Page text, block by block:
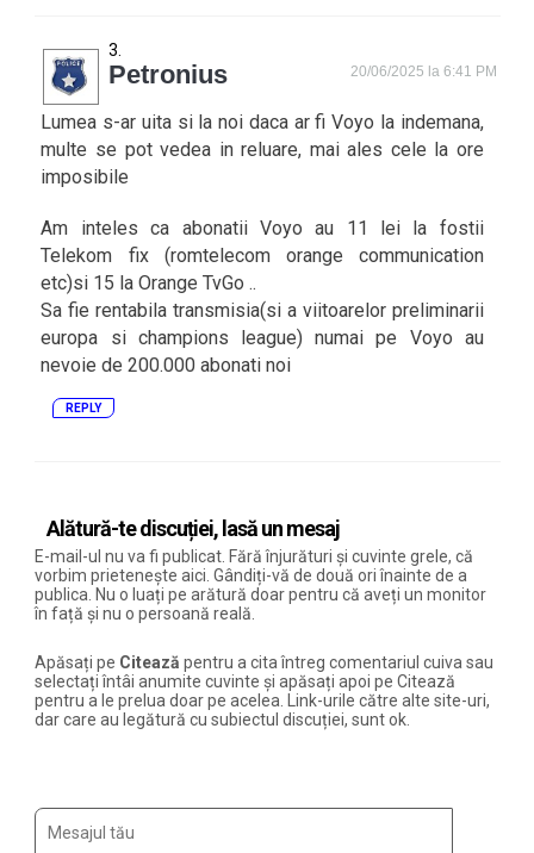
Petronius 20/06/2025 la 6:41 PM
Lumea s-ar uita si la noi daca ar fi Voyo la indemana,
multe se pot vedea in reluare, mai ales cele la ore
imposibile
Am inteles ca abonatii Voyo au 11 lei la fostii
Telekom fix (romtelecom orange communication
etc)si 15 la Orange TvGo ..
Sa fie rentabila transmisia(si a viitoarelor preliminarii
europa si champions league) numai pe Voyo au
nevoie de 200.000 abonati noi
REPLY
Alătură-te discuției, lasă un mesaj
E-mail-ul nu va fi publicat. Fără înjurături și cuvinte grele, că
vorbim prietenește aici. Gândiți-vă de două ori înainte de a
publica. Nu o luați pe arătură doar pentru că aveți un monitor
în față și nu o persoană reală.
Apăsați pe Citează pentru a cita întreg comentariul cuiva sau
selectați întâi anumite cuvinte și apăsați apoi pe Citează
pentru a le prelua doar pe acelea. Link-urile către alte site-uri,
dar care au legătură cu subiectul discuției, sunt ok.